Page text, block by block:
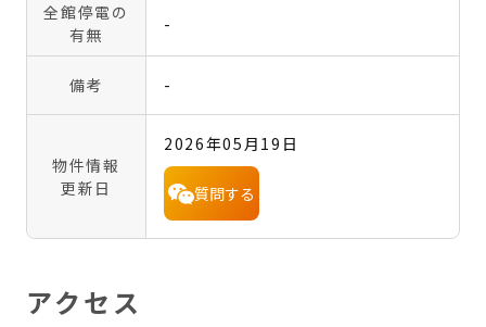
全館停電の
有無
-
備考 -
物件情報
更新日
2026年05月19日
質問する
アクセス